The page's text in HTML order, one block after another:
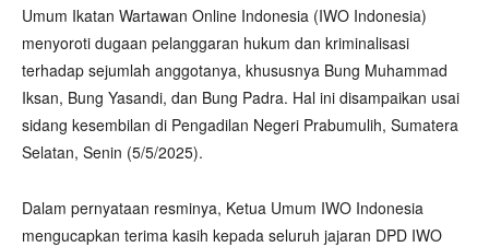
Umum Ikatan Wartawan Online Indonesia (IWO Indonesia)
menyoroti dugaan pelanggaran hukum dan kriminalisasi
terhadap sejumlah anggotanya, khususnya Bung Muhammad
Iksan, Bung Yasandi, dan Bung Padra. Hal ini disampaikan usai
sidang kesembilan di Pengadilan Negeri Prabumulih, Sumatera
Selatan, Senin (5/5/2025).
Dalam pernyataan resminya, Ketua Umum IWO Indonesia
mengucapkan terima kasih kepada seluruh jajaran DPD IWO